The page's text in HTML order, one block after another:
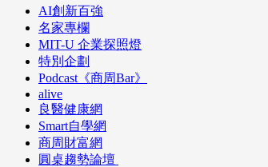
AI創新百強
名家專欄
MIT-U 企業探照燈
特別企劃
Podcast《商周Bar》
alive
良醫健康網
Smart自學網
商周財富網
圓桌趨勢論壇